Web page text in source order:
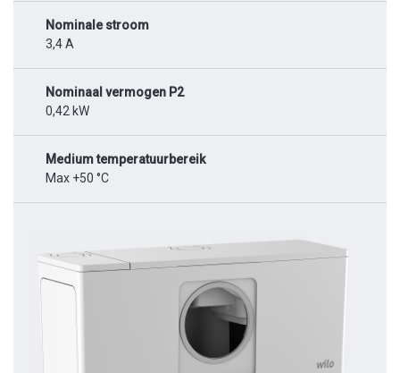
Nominale stroom
3,4 A
Nominaal vermogen P2
0,42 kW
Medium temperatuurbereik
Max +50 °C